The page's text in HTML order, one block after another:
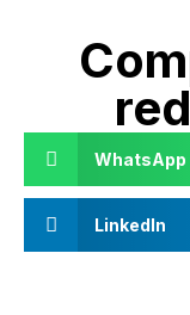
WhatsApp
LinkedIn